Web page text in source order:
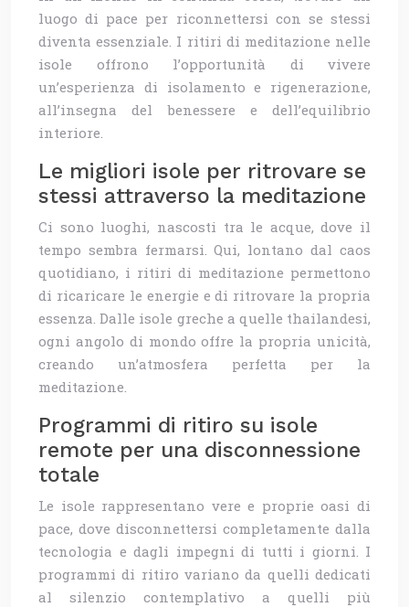
luogo di pace per riconnettersi con se stessi
diventa essenziale. I ritiri di meditazione nelle
isole offrono l’opportunità di vivere
un’esperienza di isolamento e rigenerazione,
all’insegna del benessere e dell’equilibrio
interiore.
Le migliori isole per ritrovare se
stessi attraverso la meditazione
Ci sono luoghi, nascosti tra le acque, dove il
tempo sembra fermarsi. Qui, lontano dal caos
quotidiano, i ritiri di meditazione permettono
di ricaricare le energie e di ritrovare la propria
essenza. Dalle isole greche a quelle thailandesi,
ogni angolo di mondo offre la propria unicità,
creando un’atmosfera perfetta per la
meditazione.
Programmi di ritiro su isole
remote per una disconnessione
totale
Le isole rappresentano vere e proprie oasi di
pace, dove disconnettersi completamente dalla
tecnologia e dagli impegni di tutti i giorni. I
programmi di ritiro variano da quelli dedicati
al silenzio contemplativo a quelli più